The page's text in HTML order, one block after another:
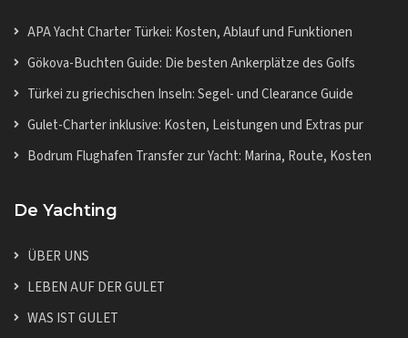
APA Yacht Charter Türkei: Kosten, Ablauf und Funktionen
Gökova-Buchten Guide: Die besten Ankerplätze des Golfs
Türkei zu griechischen Inseln: Segel- und Clearance Guide
Gulet-Charter inklusive: Kosten, Leistungen und Extras pur
Bodrum Flughafen Transfer zur Yacht: Marina, Route, Kosten
De Yachting
ÜBER UNS
LEBEN AUF DER GULET
WAS IST GULET